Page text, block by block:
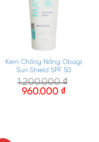
Kem Chống Nắng Obagi
Sun Shield SPF 50
1.200.000₫
960.000 ₫